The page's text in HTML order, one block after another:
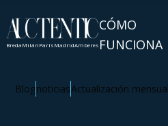
BredaMilánParísMadridAmberes
CÓMO
FUNCIONA
BlognoticiasActualización